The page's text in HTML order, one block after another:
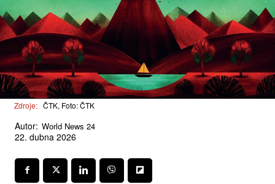
Zdroje: ČTK, Foto: ČTK
Autor: World News 24
22. dubna 2026